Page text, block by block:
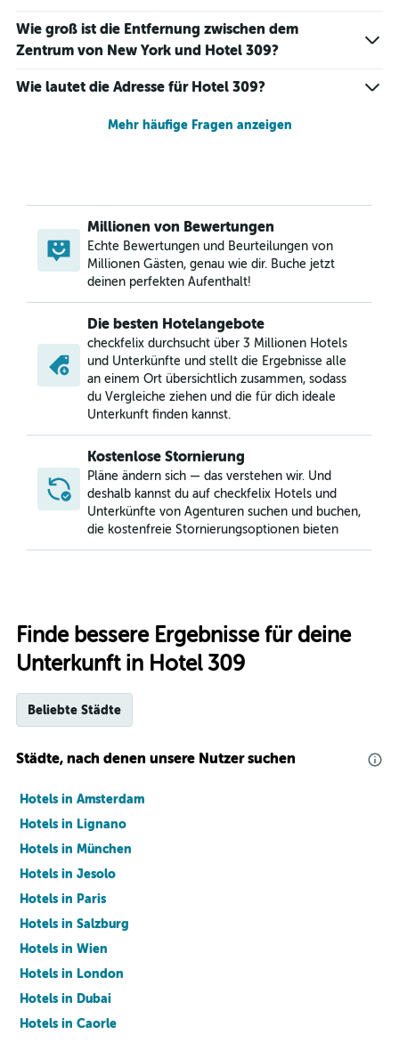
Wie groß ist die Entfernung zwischen dem
Zentrum von New York und Hotel 309?
Wie lautet die Adresse für Hotel 309?
Mehr häufige Fragen anzeigen
Millionen von Bewertungen
Echte Bewertungen und Beurteilungen von
Millionen Gästen, genau wie dir. Buche jetzt
deinen perfekten Aufenthalt!
Die besten Hotelangebote
checkfelix durchsucht über 3 Millionen Hotels
und Unterkünfte und stellt die Ergebnisse alle
an einem Ort übersichtlich zusammen, sodass
du Vergleiche ziehen und die für dich ideale
Unterkunft finden kannst.
Kostenlose Stornierung
Pläne ändern sich — das verstehen wir. Und
deshalb kannst du auf checkfelix Hotels und
Unterkünfte von Agenturen suchen und buchen,
die kostenfreie Stornierungsoptionen bieten
Finde bessere Ergebnisse für deine
Unterkunft in Hotel 309
Beliebte Städte
Städte, nach denen unsere Nutzer suchen
Hotels in Amsterdam
Hotels in Lignano
Hotels in München
Hotels in Jesolo
Hotels in Paris
Hotels in Salzburg
Hotels in Wien
Hotels in London
Hotels in Dubai
Hotels in Caorle